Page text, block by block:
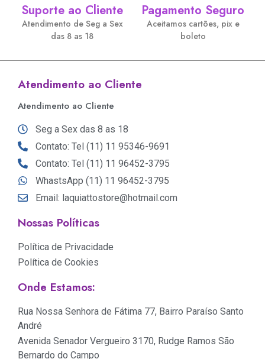
Suporte ao Cliente
Atendimento de Seg a Sex
das 8 as 18
Pagamento Seguro
Aceitamos cartões, pix e
boleto
Atendimento ao Cliente
Atendimento ao Cliente
Seg a Sex das 8 as 18
Contato: Tel (11) 11 95346-9691
Contato: Tel (11) 11 96452-3795
WhastsApp (11) 11 96452-3795
Email: laquiattostore@hotmail.com
Nossas Políticas
Política de Privacidade
Política de Cookies
Onde Estamos:
Rua Nossa Senhora de Fátima 77, Bairro Paraíso Santo
André
Avenida Senador Vergueiro 3170, Rudge Ramos São
Bernardo do Campo